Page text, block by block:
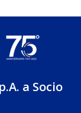
a Socio